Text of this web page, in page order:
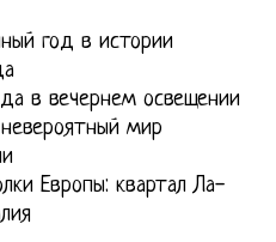
год в истории
в вечернем освещении
мир
Европы: квартал Ла-